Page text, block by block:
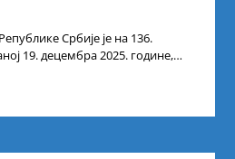
Србије је на 136.
19. децембра 2025. године,